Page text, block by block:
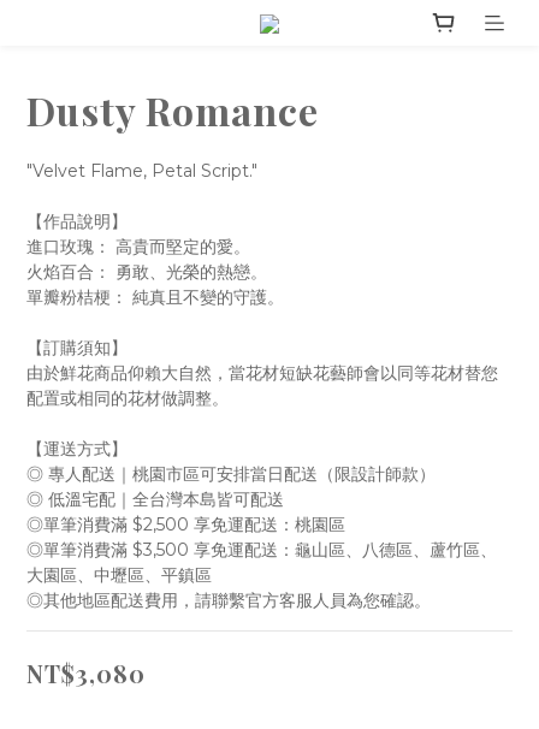
Dusty Romance
"Velvet Flame, Petal Script."
【作品說明】
進口玫瑰： 高貴而堅定的愛。
火焰百合： 勇敢、光榮的熱戀。
單瓣粉桔梗： 純真且不變的守護。
【訂購須知】
由於鮮花商品仰賴大自然，當花材短缺花藝師會以同等花材替您
配置或相同的花材做調整。
【運送方式】
◎ 專人配送｜桃園市區可安排當日配送（限設計師款）
◎ 低溫宅配｜全台灣本島皆可配送
◎單筆消費滿 $2,500 享免運配送：桃園區
◎單筆消費滿 $3,500 享免運配送：龜山區、八德區、蘆竹區、
大園區、中壢區、平鎮區
◎其他地區配送費用，請聯繫官方客服人員為您確認。
NT$3,080